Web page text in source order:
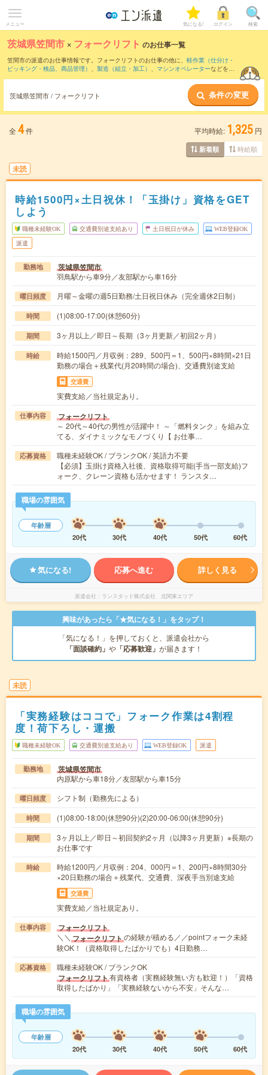
メニュー 気になる! ログイン 検索
茨城県笠間市 × フォークリフト のお仕事一覧
笠間市の派遣のお仕事情報です。フォークリフトのお仕事の他に、 軽作業（仕分け・
ピッキング・検品、商品管理） 、 製造（組立・加工） 、 マシンオペレーターなどを取
フォークリフトのお仕事とは？とは？
茨城県笠間市 / フォークリフト 条件の変更
全 4件 平均時給: 1,325 円
新着順 時給順
未読
時給1500円×土日祝休！「玉掛け」資格をGET
しよう
職種未経験OK 交通費別途支給あり 土日祝日が休み WEB登録OK
派遣
勤務地 茨城県笠間市
羽鳥駅から車9分／友部駅から車16分
曜日頻度 月曜～金曜の週5日勤務/土日祝日休み（完全週休2日制）
時間 (1)08:00-17:00(休憩60分)
期間 3ヶ月以上／即日～長期（3ヶ月更新／初回2ヶ月）
時給
時給1500円／月収例：289、500円＝1、500円×8時間×21日
勤務の場合＋残業代(月20時間の場合)、交通費別途支給
交通費
実費支給／当社規定あり。
仕事内容 フォークリフト
～ 20代～40代の男性が活躍中！ ～「燃料タンク」を組み立
てる、ダイナミックなモノづくり【 お仕事…
応募資格
職種未経験OK / ブランクOK / 英語力不要
【必須】玉掛け資格入社後、資格取得可能(手当一部支給)フ
ォーク、クレーン資格も活かせます！ ランスタ…
職場の雰囲気
年齢層
20代
30代 40代 50代 60代
気になる! 応募へ進む 詳しく見る
派遣会社 ランスタッド株式会社 北関東エリア
興味があったら「★気になる！」をタップ！
「気になる！」を押しておくと、派遣会社から
「面談確約」 や 「応募歓迎」 が届きます！
未読
「実務経験はココで」フォーク作業は4割程
度！荷下ろし・運搬
職種未経験OK 交通費別途支給あり WEB登録OK 派遣
勤務地 茨城県笠間市
内原駅から車18分／友部駅から車15分
曜日頻度 シフト制（勤務先による）
時間 (1)08:00-18:00(休憩90分)(2)20:00-06:00(休憩90分)
期間
3ヶ月以上／即日～初回契約2ヶ月（以降3ヶ月更新）※長期の
お仕事です
時給
時給1200円／月収例：204、000円＝1、200円×8時間30分
×20日勤務の場合＋残業代、交通費、深夜手当別途支給
交通費
実費支給／当社規定あり。
仕事内容 フォークリフト
＼＼ フォークリフトの経験が積める／／pointフォーク未経
験OK！（資格取得したばかりでも）4日勤務…
応募資格 職種未経験OK / ブランクOK
フォークリフト有資格者（実務経験無い方も歓迎！）「資格
取得したばかり」「実務経験ないから不安」そんな…
職場の雰囲気
年齢層
20代
30代 40代 50代 60代